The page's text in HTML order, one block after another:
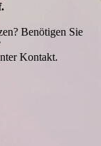
Benötigen Sie
Kontakt.